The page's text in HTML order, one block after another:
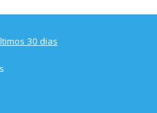
30 dias